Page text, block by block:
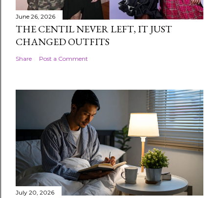
June 26, 2026
THE CENTIL NEVER LEFT, IT JUST
CHANGED OUTFITS
Share Post a Comment
July 20, 2026